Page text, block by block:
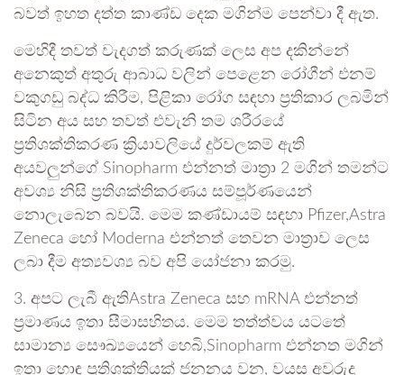
බවත් ඉහත දත්ත කාණ්ඩ දෙක මගින්ම පෙන්වා දී ඇත.
මෙහිදී තවත් වැදගත් කරුණක් ලෙස අප දකින්නේ
අනෙකුත් අතුරු ආබාධ වලින් පෙළෙන රෝගීන් එනම්
වකුගඩු බද්ධ කිරීම, පිළිකා රෝග සඳහා ප්‍රතිකාර ලබමින්
සිටින අය සහ තවත් එවැනි තම ශරීරයේ
ප්‍රතිශක්තිකරණ ක්‍රියාවලියේ දුර්වලකම් ඇති
අයවලුන්ගේ Sinopharm එන්නත් මාත්‍රා 2 මගින් තමන්ට
අවශ්‍ය නිසි ප්‍රතිශක්තිකරණය සම්පූර්ණයෙන්
නොලැබෙන බවයි. මෙම කණ්ඩායම් සඳහා Pfizer,Astra
Zeneca හෝ Moderna එන්නත් තෙවන මාත්‍රාව ලෙස
ලබා දීම අත්‍යවශ්‍ය බව අපි යෝජනා කරමු.
3. අපට ලැබී ඇතිAstra Zeneca සහ mRNA එන්නත්
ප්‍රමාණය ඉතා සීමාසහිතය. මෙම තත්ත්වය ‍යටතේ
සාමාන්‍ය සෞඛ්‍යයෙන් හෙබි,Sinopharm එන්නත මගින්
ඉතා හොඳ ප්‍රතිශක්තියක් ජනනය වන, වයස අවුරුදු